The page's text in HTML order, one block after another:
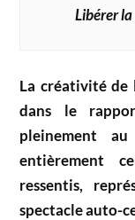
Libérer
La créativité de
dans le
pleinement
entièrement
ressentis,
spectacle auto-